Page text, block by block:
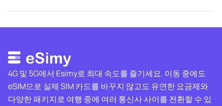
4G 및 5G에서 Esimy로 최대 속도를 즐기세요. 이동 중에도
eSIM으로 실제 SIM 카드를 바꾸지 않고도 유연한 요금제와
다양한 패키지로 여행 중에 여러 통신사 사이를 전환할 수 있